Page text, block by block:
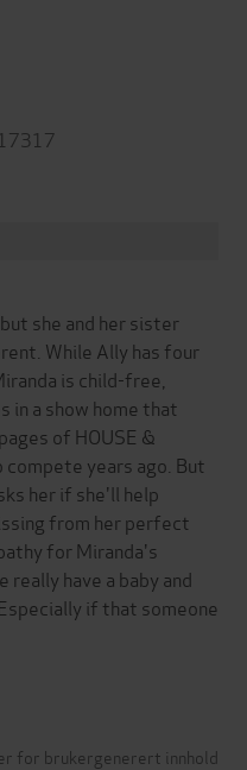
she and her sister
While Ally has four
is child-free,
in a show home that
of HOUSE &
compete years ago. But
her if she'll help
from her perfect
for Miranda's
have a baby and
if that someone
for brukergenerert innhold